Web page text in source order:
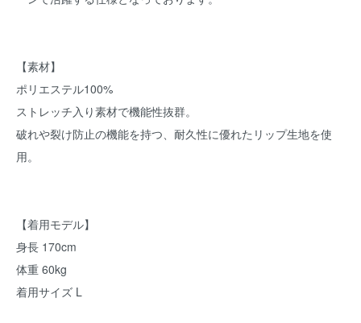
【素材】
ポリエステル100%
ストレッチ入り素材で機能性抜群。
破れや裂け防止の機能を持つ、耐久性に優れたリップ生地を使
用。
【着用モデル】
身長 170cm
体重 60kg
着用サイズ L